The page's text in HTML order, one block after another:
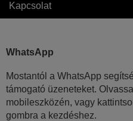
Kapcsolat
WhatsApp
Mostantól a WhatsApp
támogató üzeneteket.
mobileszközén, vagy
gombra a kezdéshez.